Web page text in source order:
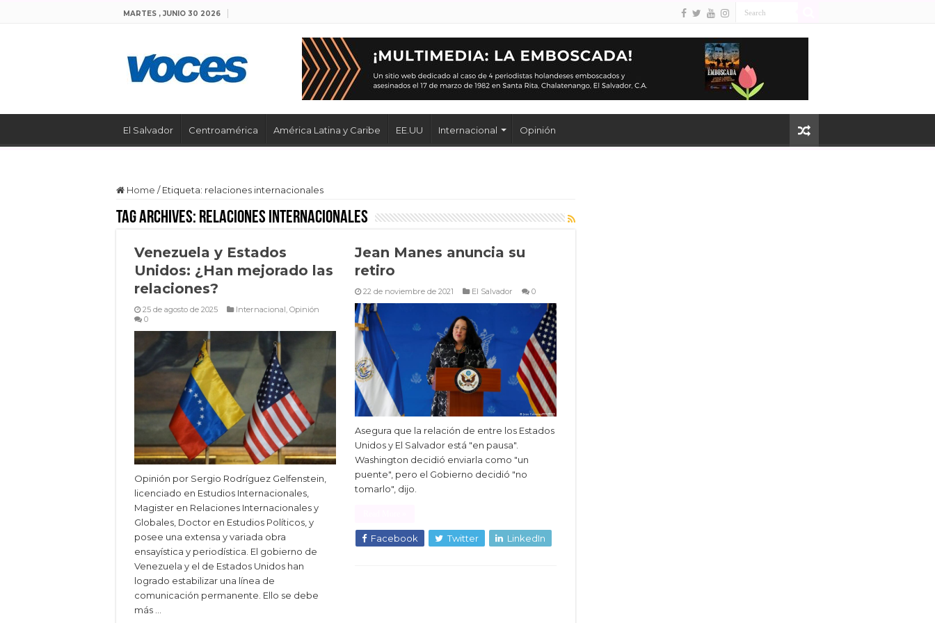
MARTES , JUNIO 30 2026
El Salvador Centroamérica América Latina y Caribe EE.UU Internacional Opinión
Home / Etiqueta: relaciones internacionales
Tag Archives: relaciones internacionales
Venezuela y Estados
Unidos: ¿Han mejorado las
relaciones?
25 de agosto de 2025 Internacional, Opinión
0
Opinión por Sergio Rodríguez Gelfenstein,
licenciado en Estudios Internacionales,
Magister en Relaciones Internacionales y
Globales, Doctor en Estudios Políticos, y
posee una extensa y variada obra
ensayística y periodística. El gobierno de
Venezuela y el de Estados Unidos han
logrado estabilizar una línea de
comunicación permanente. Ello se debe
más …
Jean Manes anuncia su
retiro
22 de noviembre de 2021 El Salvador 0
Asegura que la relación de entre los Estados
Unidos y El Salvador está "en pausa".
Washington decidió enviarla como "un
puente", pero el Gobierno decidió "no
tomarlo", dijo.
Facebook Twitter LinkedIn